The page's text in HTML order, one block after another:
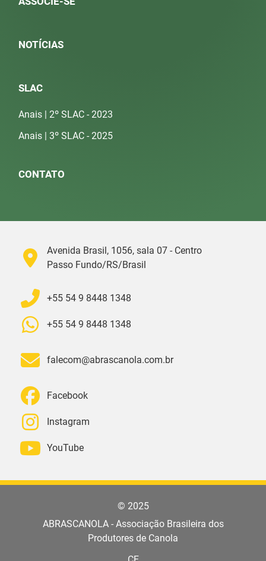
NOTÍCIAS
SLAC
Anais | 2º SLAC - 2023
Anais | 3º SLAC - 2025
CONTATO
Avenida Brasil, 1056, sala 07 - Centro
Passo Fundo/RS/Brasil
+55 54 9 8448 1348
+55 54 9 8448 1348
falecom@abrascanola.com.br
Facebook
Instagram
YouTube
© 2025
ABRASCANOLA - Associação Brasileira dos
Produtores de Canola